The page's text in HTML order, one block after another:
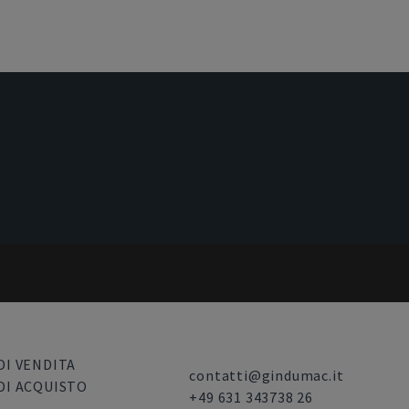
VENDITA
ACQUISTO
contatti@gindumac.it
+49 631 343738 26